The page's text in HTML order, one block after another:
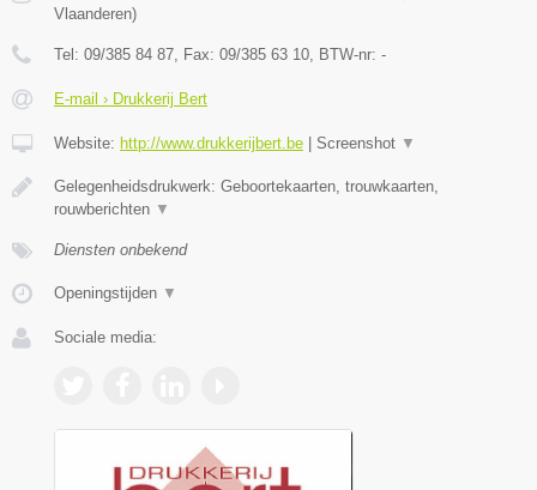
Vlaanderen)
Tel: 09/385 84 87 , Fax: 09/385 63 10 , BTW-nr: -
E-mail › Drukkerij Bert
Website: http://www.drukkerijbert.be | Screenshot ▼
Gelegenheidsdrukwerk: Geboortekaarten, trouwkaarten,
rouwberichten ▼
Diensten onbekend
Openingstijden ▼
Sociale media: